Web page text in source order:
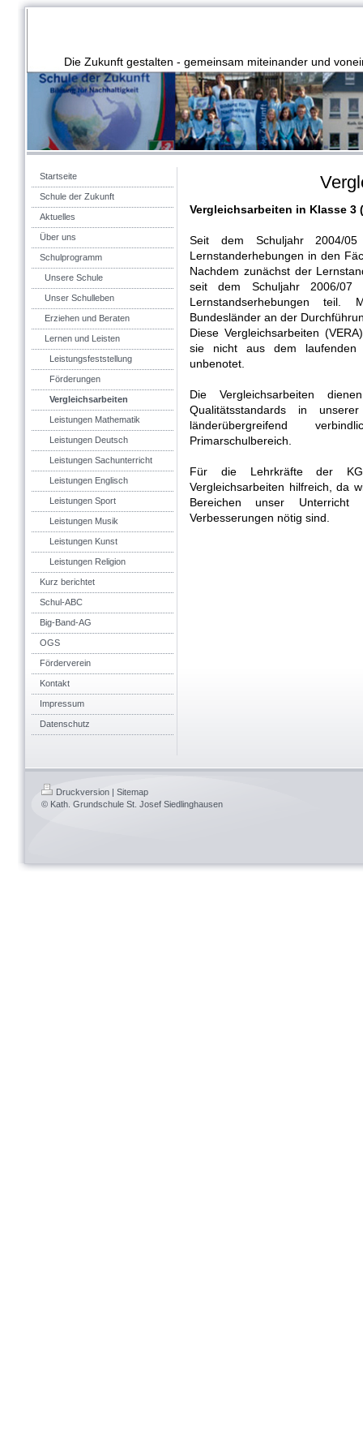
Die Zukunft gestalten - gemeinsam miteinander und
Startseite
Schule der Zukunft
Aktuelles
Über uns
Schulprogramm
Unsere Schule
Unser Schulleben
Erziehen und Beraten
Lernen und Leisten
Leistungsfeststellung
Förderungen
Vergleichsarbeiten
Leistungen Mathematik
Leistungen Deutsch
Leistungen Sachunterricht
Leistungen Englisch
Leistungen Sport
Leistungen Musik
Leistungen Kunst
Leistungen Religion
Kurz berichtet
Schul-ABC
Big-Band-AG
OGS
Förderverein
Kontakt
Impressum
Datenschutz
Vergleichsarbeiten in Klasse 3
Seit dem Schuljahr 2004/
Lernstanderhebungen in den
Nachdem zunächst der
seit dem Schuljahr 2006/07
Lernstandserhebungen
Bundesländer an der
Diese Vergleichsarbeiten
sie nicht aus dem laufenden
unbenotet.
Die Vergleichsarbeiten
Qualitätsstandards in
länderübergreifend
Primarschulbereich.
Für die Lehrkräfte der
Vergleichsarbeiten hilfreich, da
Bereichen unser
Verbesserungen nötig sind.
Druckversion | Sitemap
© Kath. Grundschule St. Josef Siedlinghausen